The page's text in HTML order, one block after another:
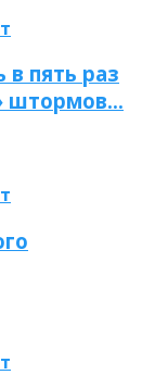
в пять раз
штормов…